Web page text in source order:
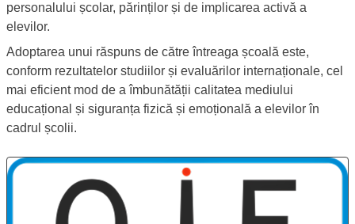
personalului școlar, părinților și de implicarea activă a
elevilor.
Adoptarea unui răspuns de către întreaga școală este,
conform rezultatelor studiilor și evaluărilor internaționale, cel
mai eficient mod de a îmbunătății calitatea mediului
educațional și siguranța fizică și emoțională a elevilor în
cadrul școlii.
Platforma QIE